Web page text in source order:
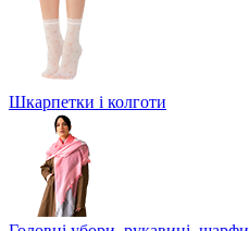
Шкарпетки і колготи